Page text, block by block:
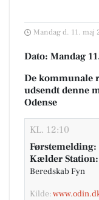
Mandag d. 11. maj
Dato: Mandag
De kommunale
udsendt denne
Odense
KL. 12:10
Kælder Station:
Beredskab Fyn
Kilde: